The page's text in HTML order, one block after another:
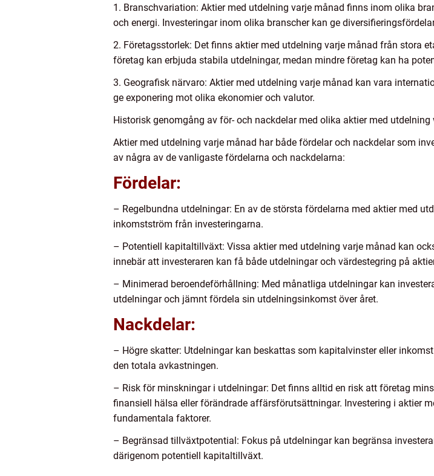
1. Branschvariation: Aktier med utdelning varje månad finns inom olika
och energi. Investeringar inom olika branscher kan ge
2. Företagsstorlek: Det finns aktier med utdelning varje månad från stora
företag kan erbjuda stabila utdelningar, medan mindre företag kan ha
3. Geografisk närvaro: Aktier med utdelning varje månad kan vara
ge exponering mot olika ekonomier och valutor.
Historisk genomgång av för- och nackdelar med olika aktier med utdelning
Aktier med utdelning varje månad har både fördelar och nackdelar som
av några av de vanligaste fördelarna och nackdelarna:
Fördelar:
– Regelbundna utdelningar: En av de största fördelarna med aktier med
inkomstström från investeringarna.
– Potentiell kapitaltillväxt: Vissa aktier med utdelning varje månad kan
innebär att investeraren kan få både utdelningar och värdestegring på
– Minimerad beroendeförhållning: Med månatliga utdelningar kan
utdelningar och jämnt fördela sin utdelningsinkomst över året.
Nackdelar:
– Högre skatter: Utdelningar kan beskattas som kapitalvinster eller
den totala avkastningen.
– Risk för minskningar i utdelningar: Det finns alltid en risk att företag
finansiell hälsa eller förändrade affärsförutsättningar. Investering i aktier
fundamentala faktorer.
– Begränsad tillväxtpotential: Fokus på utdelningar kan begränsa
därigenom potentiell kapitaltillväxt.